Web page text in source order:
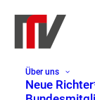
Über uns
Neue
Polen